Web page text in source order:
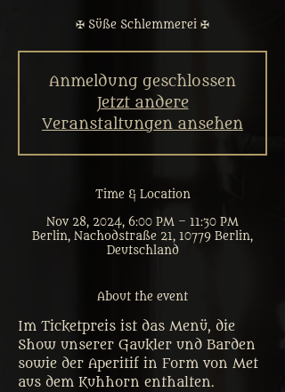
✠ Süße Schlemmerei ✠
Anmeldung geschlossen
Jetzt andere
Veranstaltungen ansehen
Time & Location
Nov 28, 2024, 6:00 PM – 11:30 PM
Berlin, Nachodstraße 21, 10779 Berlin,
Deutschland
About the event
Im Ticketpreis ist das Menü, die
Show unserer Gaukler und Barden
sowie der Aperitif in Form von Met
aus dem Kuhhorn enthalten.